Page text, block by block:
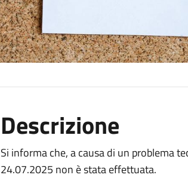
Descrizione
Si informa che, a causa di un problema
24.07.2025 non è stata effettuata.